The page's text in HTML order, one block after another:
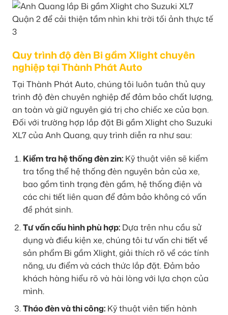
Quy trình độ đèn Bi gầm Xlight chuyên
nghiệp tại Thành Phát Auto
Tại Thành Phát Auto, chúng tôi luôn tuân thủ quy
trình độ đèn chuyên nghiệp để đảm bảo chất lượng,
an toàn và giữ nguyên giá trị cho chiếc xe của bạn.
Đối với trường hợp lắp đặt Bi gầm Xlight cho Suzuki
XL7 của Anh Quang, quy trình diễn ra như sau:
Kiểm tra hệ thống đèn zin:Kỹ thuật viên sẽ kiểm
tra tổng thể hệ thống đèn nguyên bản của xe,
bao gồm tình trạng đèn gầm, hệ thống điện và
các chi tiết liên quan để đảm bảo không có vấn
đề phát sinh.
Tư vấn cấu hình phù hợp:Dựa trên nhu cầu sử
dụng và điều kiện xe, chúng tôi tư vấn chi tiết về
sản phẩm Bi gầm Xlight, giải thích rõ về các tính
năng, ưu điểm và cách thức lắp đặt. Đảm bảo
khách hàng hiểu rõ và hài lòng với lựa chọn của
mình.
Tháo đèn và thi công:Kỹ thuật viên tiến hành